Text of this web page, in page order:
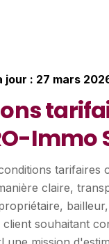
jour : 27 mars
Immo
tarifaires
claire,
souhaitant